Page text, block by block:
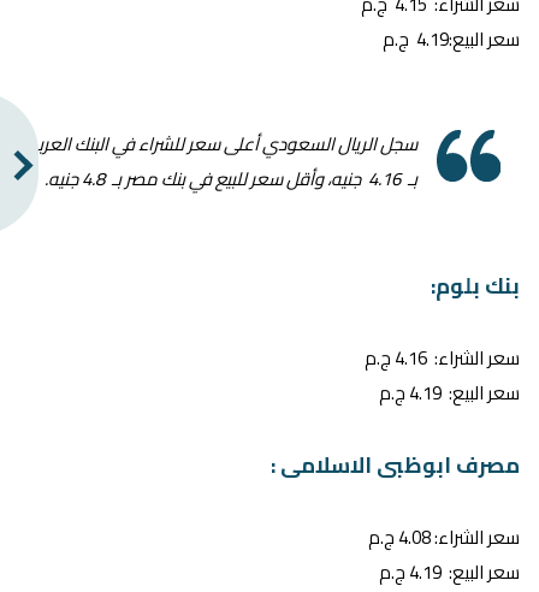
سعر البيع:4.19 ج.م
سجل الريال السعودي أعلى سعر للشراء في البنك العربي
بـ 4.16 جنيه، وأقل سعر للبيع في بنك مصر بـ 4.8 جنيه.
بنك بلوم:
سعر الشراء: 4.16 ج.م
سعر البيع: 4.19 ج.م
مصرف ابوظبى الاسلامى :
سعر الشراء: 4.08 ج.م
سعر البيع: 4.19 ج.م